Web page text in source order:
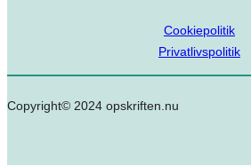
Cookiepolitik
Privatlivspolitik
Copyright© 2024 opskriften.nu